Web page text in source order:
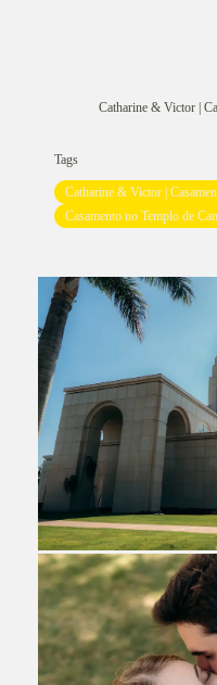
Catharine & Victor |
Tags
Catharine & Victor |
Casamento no Templo de